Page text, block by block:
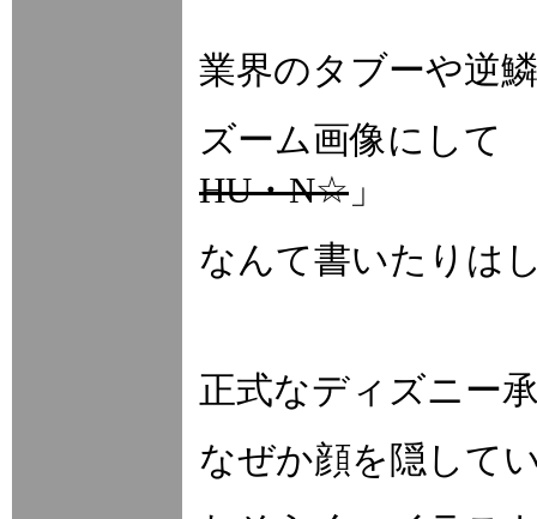
業界のタブーや逆
ズーム画像にして
HU・N☆ 」
なんて書いたりは
正式なディズニー
なぜか顔を隠して